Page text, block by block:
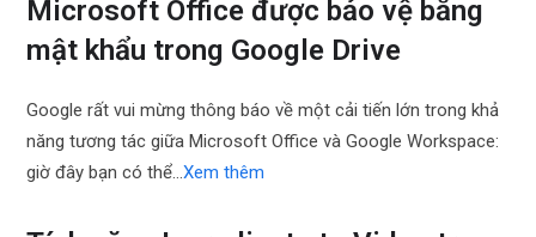
Microsoft Office được bảo vệ bằng
mật khẩu trong Google Drive
Google rất vui mừng thông báo về một cải tiến lớn trong khả
năng tương tác giữa Microsoft Office và Google Workspace:
giờ đây bạn có thể…Xem thêm